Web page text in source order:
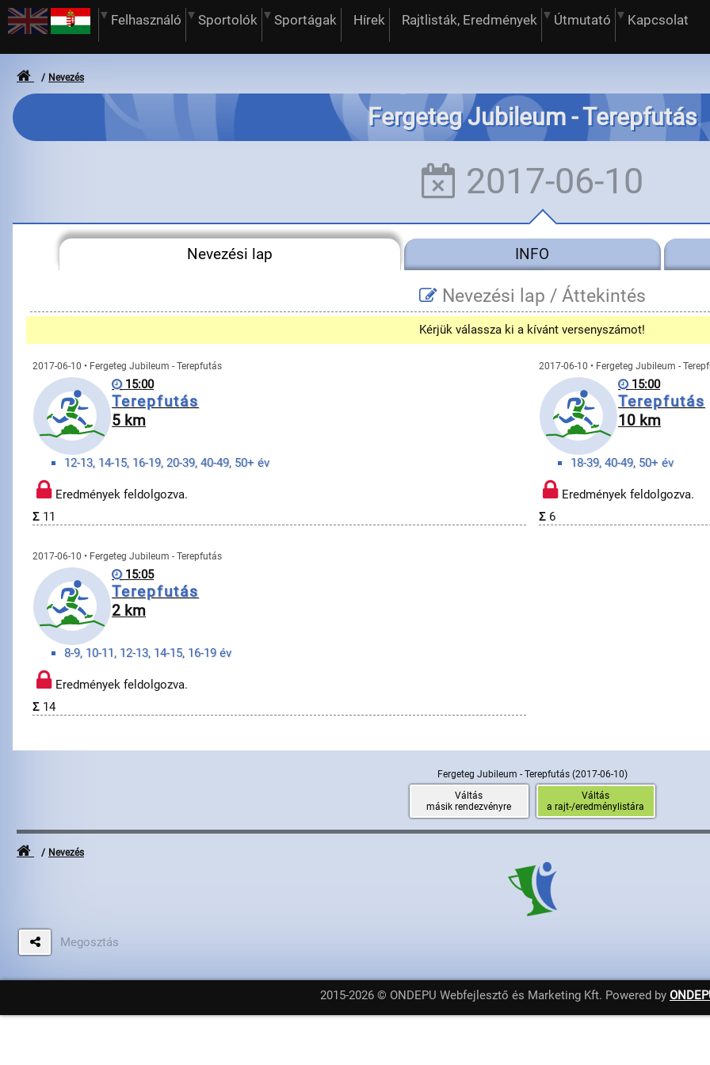
Felhasználó Sportolók Sportágak Hírek Rajtlisták, Eredmények Útmutató Kapcsolat
Nevezés
Fergeteg Jubileum - Terepfutás
2017-06-10
Nevezési lap INFO
Nevezési lap / Áttekintés
Kérjük válassza ki a kívánt versenyszámot!
2017-06-10 • Fergeteg Jubileum - Terepfutás
15:00
Terepfutás
5 km
12-13, 14-15, 16-19, 20-39, 40-49, 50+ év
Eredmények feldolgozva.
Σ 11
2017-06-10 • Fergeteg Jubileum -
15:00
Terepfutás
10 km
18-39, 40-49, 50+ év
Eredmények feldolgozva.
Σ 6
2017-06-10 • Fergeteg Jubileum - Terepfutás
15:05
Terepfutás
2 km
8-9, 10-11, 12-13, 14-15, 16-19 év
Eredmények feldolgozva.
Σ 14
Fergeteg Jubileum - Terepfutás (2017-06-10)
Váltás
másik rendezvényre
Váltás
a rajt-/eredménylistára
Nevezés
Megosztás
2015-2026 © ONDEPU Webfejlesztő és Marketing Kft. Powered by